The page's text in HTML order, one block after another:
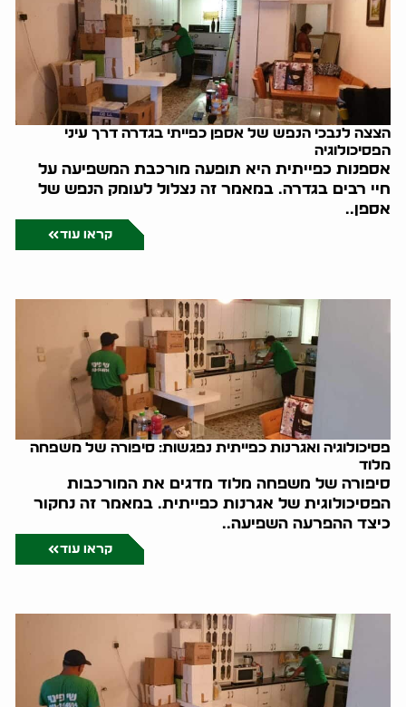
הצצה לנבכי הנפש של אספן כפייתי בגדרה דרך עיני
הפסיכולוגיה
אספנות כפייתית היא תופעה מורכבת המשפיעה על
חיי רבים בגדרה. במאמר זה נצלול לעומק הנפש של
אספן..
קראו עוד
פסיכולוגיה ואגרנות כפייתית נפגשות: סיפורה של משפחה
מלוד
סיפורה של משפחה מלוד מדגים את המורכבות
הפסיכולוגית של אגרנות כפייתית. במאמר זה נחקור
כיצד ההפרעה השפיעה..
קראו עוד